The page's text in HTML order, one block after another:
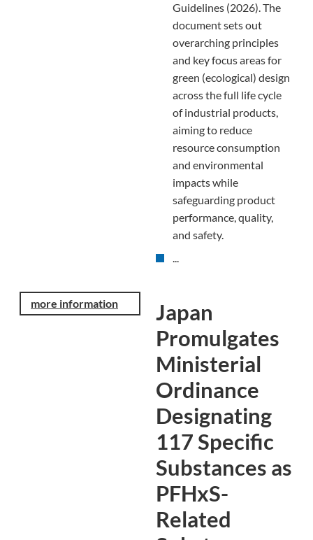
Guidelines (2026). The
document sets out
overarching principles
and key focus areas for
green (ecological) design
across the full life cycle
of industrial products,
aiming to reduce
resource consumption
and environmental
impacts while
safeguarding product
performance, quality,
and safety.
...
more information
Japan
Promulgates
Ministerial
Ordinance
Designating
117 Specific
Substances as
PFHxS-
Related